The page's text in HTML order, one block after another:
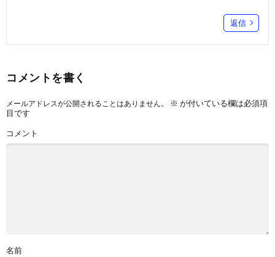
返信
コメントを書く
メールアドレスが公開されることはありません。 ※ が付いている欄は必須項
目です
コメント
名前